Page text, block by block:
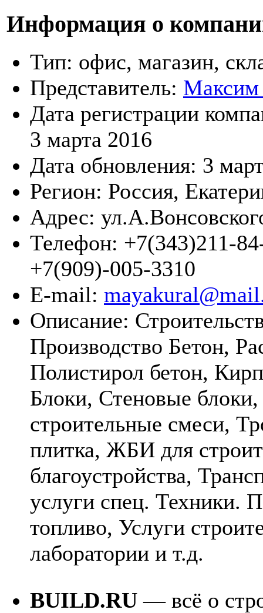
Информация о
Тип: офис, магазин,
Представитель:
Дата регистрации
3 марта 2016
Дата обновления: 3
Регион: Россия,
Адрес:
Телефон: +7(343)211-
+7(909)-005-3310
E-mail:
Описание:
Производство Бетон,
Полистирол бетон,
Блоки, Стеновые
строительные смеси,
плитка, ЖБИ для
благоустройства,
услуги спец. Техники.
топливо, Услуги
лаборатории и т.д.
BUILD.RU — всё о